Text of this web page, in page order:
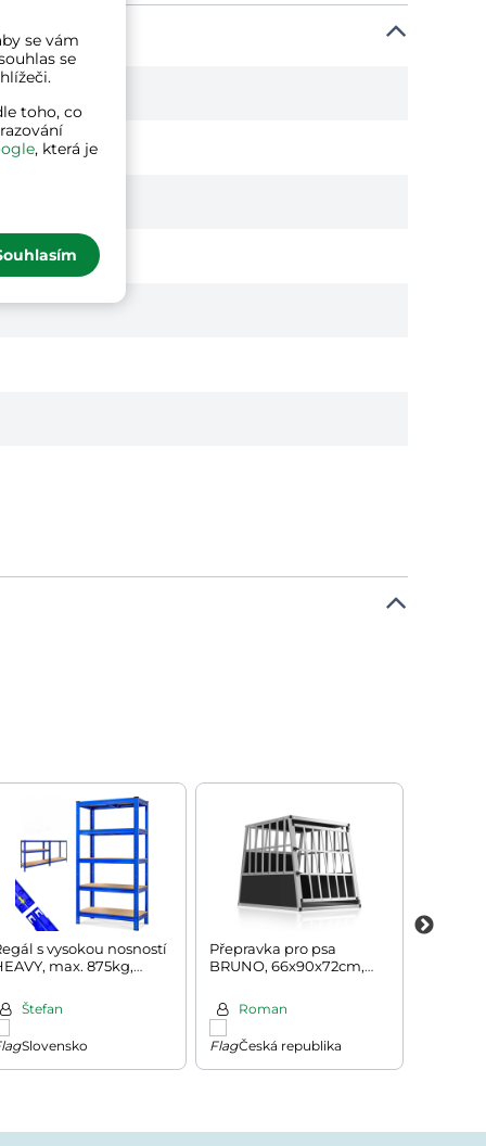
s vysokou nosností
max. 875kg,
Štefan
Slovensko
Přepravka pro psa
BRUNO, 66x90x72cm,
Roman
Česká republika
se vám
se
toho, co
, která je